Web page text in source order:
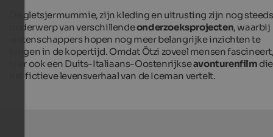
De gletsjermummie, zijn kleding en uitrusting zijn nog steeds
onderwerp van verschillendeonderzoeksprojecten, waarbij
wetenschappers hopen nog meer belangrijke inzichten te
krijgen in de kopertijd. Omdat Ötzi zoveel mensen
is er ook een Duits-Italiaans-Oostenrijkseavonturenfilm die
het fictieve levensverhaal van de Iceman vertelt.